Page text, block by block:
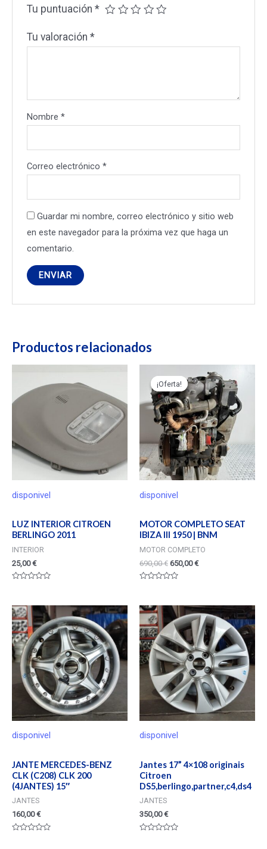
Tu puntuación*
Tu valoración*
Nombre*
Correo electrónico*
Guardar mi nombre, correo electrónico y sitio web
en este navegador para la próxima vez que haga un
comentario.
Productos relacionados
disponivel
LUZ INTERIOR CITROEN
BERLINGO 2011
INTERIOR
25,00€
de
5
¡Oferta!
disponivel
¡Oferta!
MOTOR COMPLETO SEAT
IBIZA III 1950 | BNM
MOTOR COMPLETO
690,00€ 650,00€
de
5
disponivel
JANTE MERCEDES-BENZ
CLK (C208) CLK 200
(4JANTES) 15″
JANTES
160,00€
disponivel
Jantes 17” 4×108 originais
Citroen
DS5,berlingo,partner,c4,ds4
JANTES
350,00€